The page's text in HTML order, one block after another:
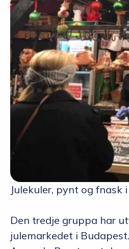
Julekuler, pynt og fnask
Den tredje gruppa har
julemarkedet i